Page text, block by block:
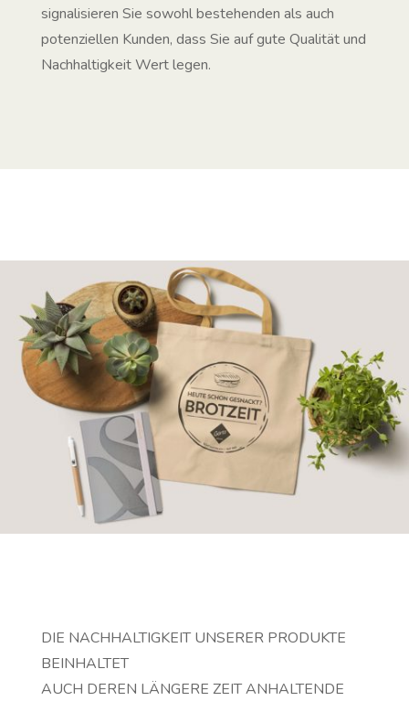
signalisieren Sie sowohl bestehenden als auch
potenziellen Kunden, dass Sie auf gute Qualität und
Nachhaltigkeit Wert legen.
DIE NACHHALTIGKEIT UNSERER PRODUKTE
BEINHALTET
AUCH DEREN LÄNGERE ZEIT ANHALTENDE